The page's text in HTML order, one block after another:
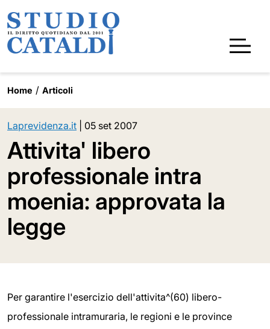
Home Articoli
Laprevidenza.it 05 set 2007
Attivita' libero
professionale intra
moenia: approvata la
legge
Per garantire l'esercizio dell'attivita^(60) libero-
professionale intramuraria, le regioni e le province